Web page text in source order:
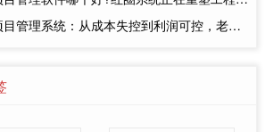
理系统：从成本失控到利润可控，老板只需做对一步